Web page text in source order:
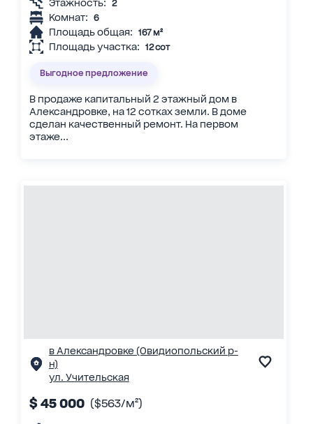
Этажность: 2
Комнат: 6
Площадь общая: 167 м²
Площадь участка: 12 сот
Выгодное предложение
В продаже капитальный 2 этажный дом в
Александровке, на 12 сотках земли. В доме
сделан качественный ремонт. На первом
этаже...
в Александровке (Овидиопольский р-
н)
ул. Учительская
$ 45 000 ($563/м²)